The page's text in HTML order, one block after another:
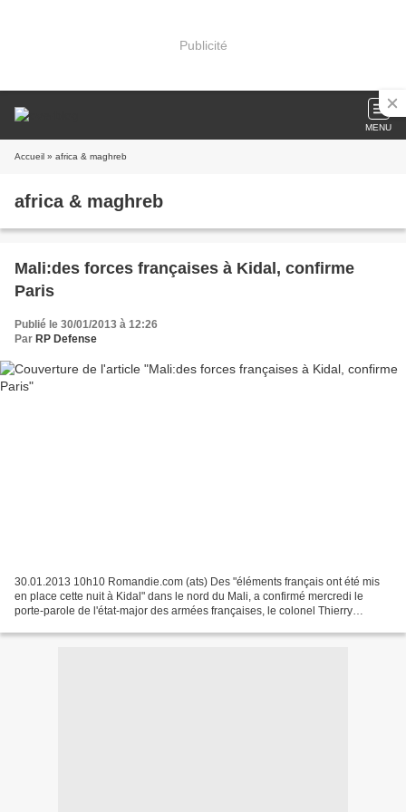
Publicité
MENU
Accueil » africa & maghreb
africa & maghreb
Mali:des forces françaises à Kidal, confirme
Paris
Publié le 30/01/2013 à 12:26
Par RP Defense
30.01.2013 10h10 Romandie.com (ats) Des "éléments français ont été mis
en place cette nuit à Kidal" dans le nord du Mali, a confirmé mercredi le
porte-parole de l'état-major des armées françaises, le colonel Thierry